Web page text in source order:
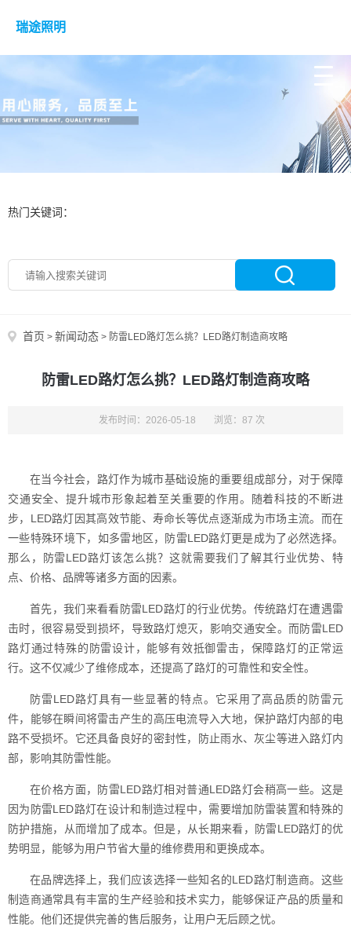
瑞途照明
热门关键词：
首页 > 新闻动态 > 防雷LED路灯怎么挑？LED路灯制造商攻略
防雷LED路灯怎么挑？LED路灯制造商攻略
发布时间：2026-05-18 浏览：87 次
在当今社会，路灯作为城市基础设施的重要组成部分，对于保障
交通安全、提升城市形象起着至关重要的作用。随着科技的不断进
步，LED路灯因其高效节能、寿命长等优点逐渐成为市场主流。而在
一些特殊环境下，如多雷地区，防雷LED路灯更是成为了必然选择。
那么，防雷LED路灯该怎么挑？这就需要我们了解其行业优势、特
点、价格、品牌等诸多方面的因素。
首先，我们来看看防雷LED路灯的行业优势。传统路灯在遭遇雷
击时，很容易受到损坏，导致路灯熄灭，影响交通安全。而防雷LED
路灯通过特殊的防雷设计，能够有效抵御雷击，保障路灯的正常运
行。这不仅减少了维修成本，还提高了路灯的可靠性和安全性。
防雷LED路灯具有一些显著的特点。它采用了高品质的防雷元
件，能够在瞬间将雷击产生的高压电流导入大地，保护路灯内部的电
路不受损坏。它还具备良好的密封性，防止雨水、灰尘等进入路灯内
部，影响其防雷性能。
在价格方面，防雷LED路灯相对普通LED路灯会稍高一些。这是
因为防雷LED路灯在设计和制造过程中，需要增加防雷装置和特殊的
防护措施，从而增加了成本。但是，从长期来看，防雷LED路灯的优
势明显，能够为用户节省大量的维修费用和更换成本。
在品牌选择上，我们应该选择一些知名的LED路灯制造商。这些
制造商通常具有丰富的生产经验和技术实力，能够保证产品的质量和
性能。他们还提供完善的售后服务，让用户无后顾之忧。